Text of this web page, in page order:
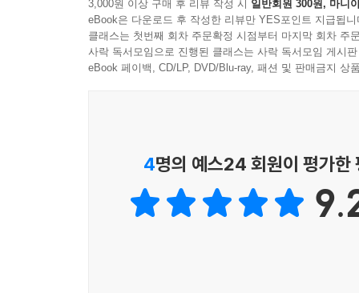
3,000원 이상 구매 후 리뷰 작성 시 일반회원 300원, 마니
eBook은 다운로드 후 작성한 리뷰만 YES포인트 지급됩니
클래스는 첫번째 회차 주문확정 시점부터 마지막 회차 주
사락 독서모임으로 진행된 클래스는 사락 독서모임 게시
eBook 페이백, CD/LP, DVD/Blu-ray, 패션 및 판매금지 상
4명의 예스24 회원이 평가한